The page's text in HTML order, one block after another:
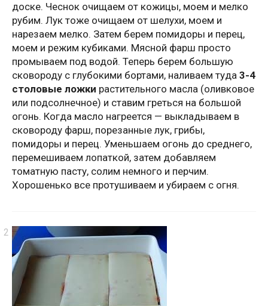
доске. Чеснок очищаем от кожицы, моем и мелко
рубим. Лук тоже очищаем от шелухи, моем и
нарезаем мелко. Затем берем помидоры и перец,
моем и режим кубиками. Мясной фарш просто
промываем под водой. Теперь берем большую
сковороду с глубокими бортами, наливаем туда 3-4
столовые ложки растительного масла (оливковое
или подсолнечное) и ставим греться на большой
огонь. Когда масло нагреется — выкладываем в
сковороду фарш, порезанные лук, грибы,
помидоры и перец. Уменьшаем огонь до среднего,
перемешиваем лопаткой, затем добавляем
томатную пасту, солим немного и перчим.
Хорошенько все протушиваем и убираем с огня.